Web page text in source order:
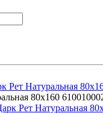
Рет Натуральная
80x160